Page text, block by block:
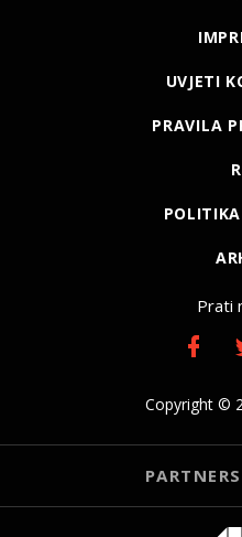
UVJETI
PRAVILA
Prati
Copyright ©